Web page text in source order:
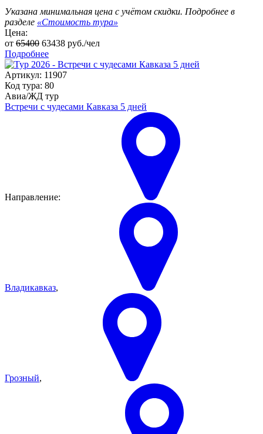
Указана минимальная цена с учётом скидки. Подробнее в
разделе «Стоимость тура»
Цена:
от 65400 63438 руб./чел
Подробнее
Артикул: 11907
Код тура: 80
Авиа/ЖД тур
Встречи с чудесами Кавказа 5 дней
Направление:
Владикавказ,
Грозный,